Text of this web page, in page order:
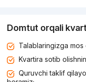
Domtut orqali
Talablaringizga
Kvartira sotib
Quruvchi taklif